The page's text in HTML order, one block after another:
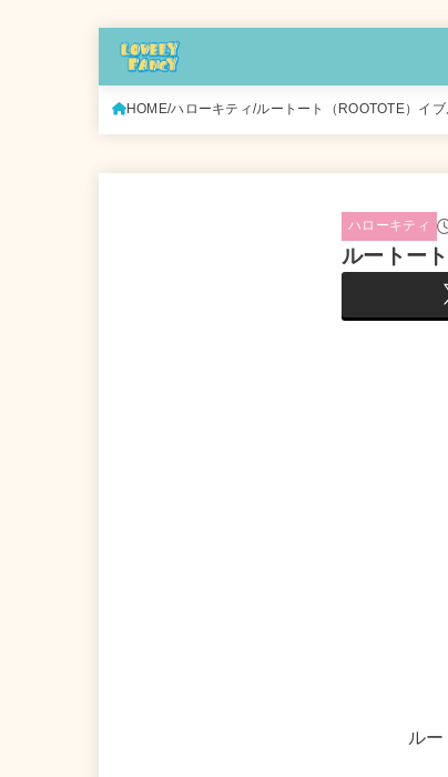
HOME ハローキティ ルートート（ROOTOTE）イ
ハローキティ
ルートー
ル